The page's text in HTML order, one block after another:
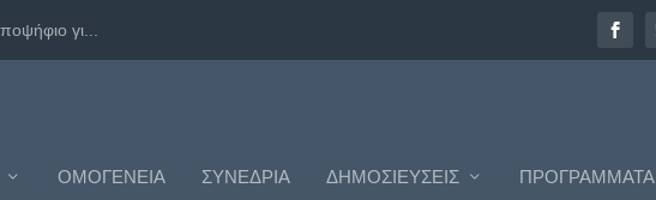
ΟΜΟΓΈΝΕΙΑ ΣΥΝΈΔΡΙΑ ΔΗΜΟΣΙΕΎΣΕΙΣ ΠΡΟΓΡΆΜΜΑΤΑ